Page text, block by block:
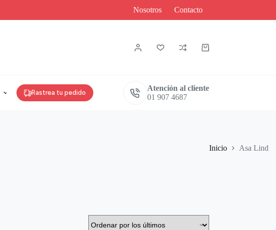
Nosotros Contacto
Rastrea tu pedido
Atención al cliente
01 907 4687
Inicio Asa Lind